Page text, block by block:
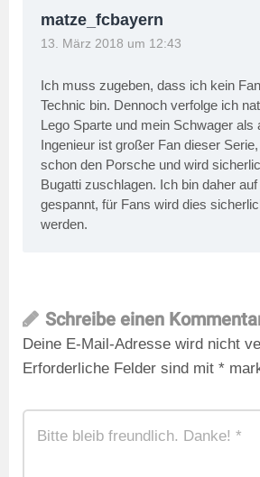
matze_fcbayern
13. März 2018 um 12:43
Ich muss zugeben, dass ich kein
Technic bin. Dennoch verfolge ich
Lego Sparte und mein Schwager als
Ingenieur ist großer Fan dieser
schon den Porsche und wird
Bugatti zuschlagen. Ich bin daher
gespannt, für Fans wird dies
werden.
Schreibe einen
Deine E-Mail-Adresse wird nicht
Erforderliche Felder sind mit *